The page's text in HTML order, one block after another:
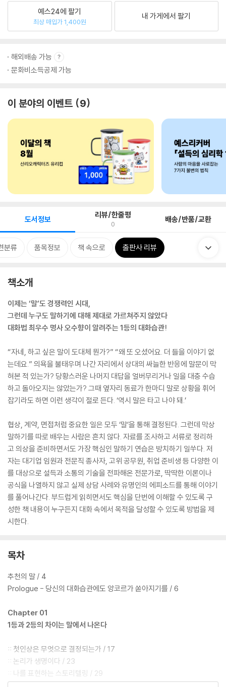
예스24에 팔기
최상 매입가 1,400원
내 가게에서 팔기
해외배송 가능
문화비소득공제 가능
이 분야의 이벤트 9
도서정보 리뷰/한줄평
0 배송/반품/교환
분류 품목정보 책 속으로 출판사 리뷰
책소개
이제는 ‘말’도 경쟁력인 시대,
그런데 누구도 말하기에 대해 제대로 가르쳐주지 않았다
대화법 최우수 명사 오수향이 알려주는 1등의 대화습관!
“자네, 하고 싶은 말이 도대체 뭔가?” “왜 또 오셨어요. 더 들을 이야기 없
는데요.” 의욕을 불태우며 나간 자리에서 상대의 싸늘한 반응에 말문이 막
혀본 적 있는가? 당황스러운 나머지 대답을 얼버무리거나 일을 대충 수습
하고 돌아오지는 않았는가? 그때 옆자리 동료가 한마디 말로 상황을 휘어
잡기라도 하면 이런 생각이 절로 든다. ‘역시 말은 타고 나야 돼.’
협상, 계약, 면접처럼 중요한 일은 모두 ‘말’을 통해 결정된다. 그런데 막상
말하기를 따로 배우는 사람은 흔치 않다. 자료를 조사하고 서류로 정리하
고 의상을 준비하면서도 가장 핵심인 말하기 연습은 방치하기 일쑤다. 저
자는 대기업 임원과 전문직 종사자, 고위 공무원, 취업 준비생 등 다양한 이
를 대상으로 설득과 소통의 기술을 전파해온 전문가로, 딱딱한 이론이나
공식을 나열하지 않고 실제 상담 사례와 유명인의 에피소드를 통해 이야기
를 풀어나간다. 부드럽게 읽히면서도 핵심을 단번에 이해할 수 있도록 구
성한 책 내용이 누구든지 대화 속에서 목적을 달성할 수 있도록 방법을 제
시한다.
목차
추천의 말 / 4
Prologue - 당신의 대화습관에도 앙코르가 쏟아지기를 / 6
Chapter 01
1등과 2등의 차이는 말에서 나온다
:: 첫인상은 무엇으로 결정되는가 / 17
:: 논리가 생명이다 / 23
:: 나를 표현하는 스토리텔링 / 29